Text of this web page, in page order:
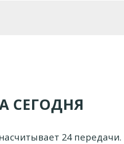
СЕГОДНЯ
24 передачи.